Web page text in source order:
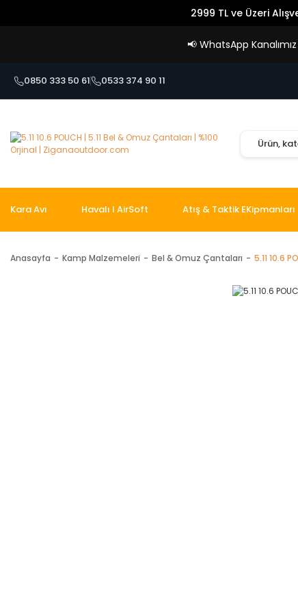
2999 TL ve Üzeri
📢 WhatsApp
0850 333 50 61 0533 374 90 11
Kara Avı Havalı I AirSoft Atış & Taktik EKipmanları
Anasayfa Kamp Malzemeleri Bel & Omuz Çantaları 5.11 10.6